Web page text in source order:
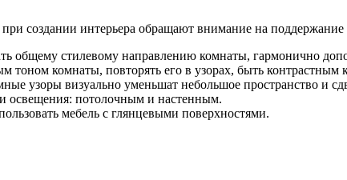
создании интерьера обращают внимание на поддержание
общему стилевому направлению комнаты, гармонично
комнаты, повторять его в узорах, быть контрастным
узоры визуально уменьшат небольшое пространство и
освещения: потолочным и настенным.
мебель с глянцевыми поверхностями.